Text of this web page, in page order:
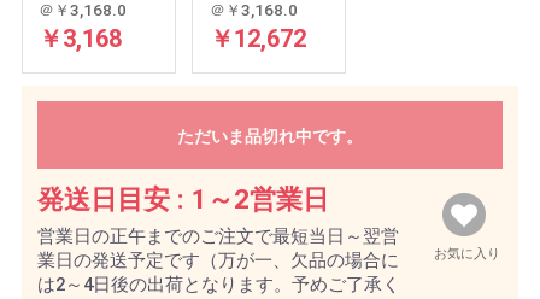
＠￥3,168.0
￥3,168
＠￥3,168.0
￥12,672
ただいま品切れ中です。
お気に入り
発送日目安 : 1～2営業日
営業日の正午までのご注文で最短当日～翌営
業日の発送予定です（万が一、欠品の場合に
は2～4日後の出荷となります。予めご了承く